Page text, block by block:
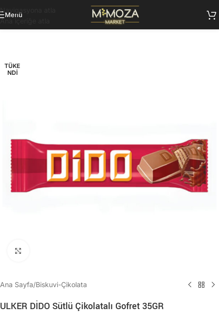
Navigasyona atla
Ana içeriğe atla
Menü
TÜKE
NDI
Ana Sayfa/Biskuvi-Çikolata
ULKER DİDO Sütlü Çikolatalı Gofret 35GR